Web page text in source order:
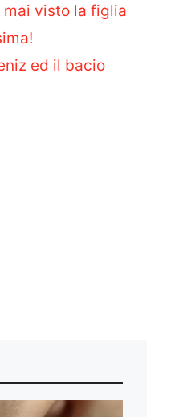
mai visto la figlia
ed il bacio